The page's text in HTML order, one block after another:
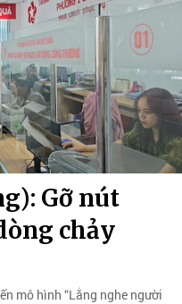
Gỡ nút
chảy
mô hình “Lắng nghe người